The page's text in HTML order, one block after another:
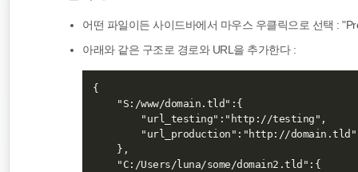
어떤 파일이든 사이드바에서 마우스 우클릭으로 선택 :
아래와 같은 구조로 경로와 URL을 추가한다 :
{
    "S:/www/domain.tld":{
        "url_testing":"http://testing",
        "url_production":"http://domain.tld"
    },
    "C:/Users/luna/some/domain2.tld":{